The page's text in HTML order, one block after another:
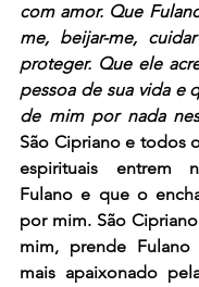
com amor. Que
me, beijar-me,
proteger. Que ele
pessoa de sua vida e
de mim por nada
São Cipriano e todos
espirituais entrem
Fulano e que o
por mim. São
mim, prende
mais apaixonado